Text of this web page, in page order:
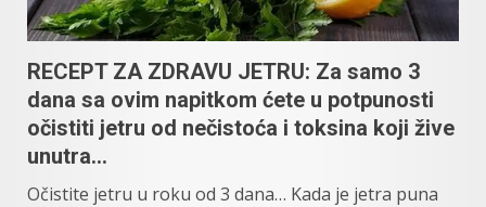
RECEPT ZA ZDRAVU JETRU: Za samo 3
dana sa ovim napitkom ćete u potpunosti
očistiti jetru od nečistoća i toksina kојi živе
unutra…
Očistite jetru u roku od 3 dаnа… Kada je jetra puna